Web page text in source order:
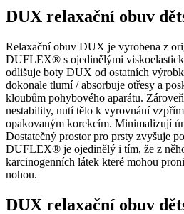
DUX relaxační obuv
Relaxační obuv DUX je vyrobena z
DUFLEX® s ojedinělými
odlišuje boty DUX od ostatních
dokonale tlumí / absorbuje otřesy a
kloubům pohybového aparátu.
nestability, nutí tělo k vyrovnání
opakovaným korekcím. Minimalizují
Dostatečný prostor pro prsty zvyšuje
DUFLEX® je ojedinělý i tím, že z
karcinogenních látek které mohou
nohou.
DUX relaxační obuv